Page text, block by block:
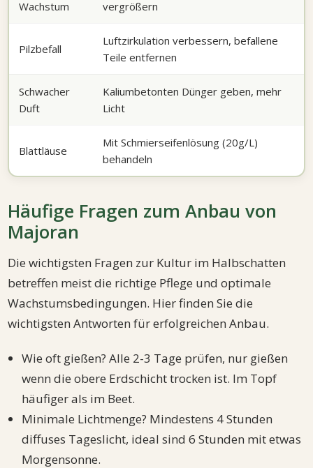
Wachstum vergrößern
Pilzbefall
Luftzirkulation verbessern, befallene
Teile entfernen
Schwacher
Duft
Kaliumbetonten Dünger geben, mehr
Licht
Blattläuse
Mit Schmierseifenlösung (20g/L)
behandeln
Häufige Fragen zum Anbau von
Majoran
Die wichtigsten Fragen zur Kultur im Halbschatten
betreffen meist die richtige Pflege und optimale
Wachstumsbedingungen. Hier finden Sie die
wichtigsten Antworten für erfolgreichen Anbau.
Wie oft gießen? Alle 2-3 Tage prüfen, nur gießen
wenn die obere Erdschicht trocken ist. Im Topf
häufiger als im Beet.
Minimale Lichtmenge? Mindestens 4 Stunden
diffuses Tageslicht, ideal sind 6 Stunden mit etwas
Morgensonne.